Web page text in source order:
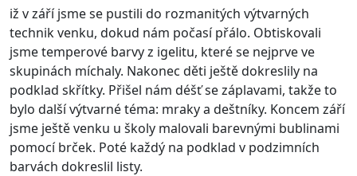
iž v září jsme se pustili do rozmanitých výtvarných
technik venku, dokud nám počasí přálo. Obtiskovali
jsme temperové barvy z igelitu, které se nejprve ve
skupinách míchaly. Nakonec děti ještě dokreslily na
podklad skřítky. Přišel nám déšť se záplavami, takže to
bylo další výtvarné téma: mraky a deštníky. Koncem září
jsme ještě venku u školy malovali barevnými bublinami
pomocí brček. Poté každý na podklad v podzimních
barvách dokreslil listy.